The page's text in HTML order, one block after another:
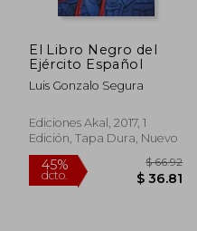
45%
dcto.
$ 36.95
$ 20.32
El Libro Negro del
Ejército Español
Luis Gonzalo Segura
Ediciones Akal, 2017, 1
Edición, Tapa Dura, Nuevo